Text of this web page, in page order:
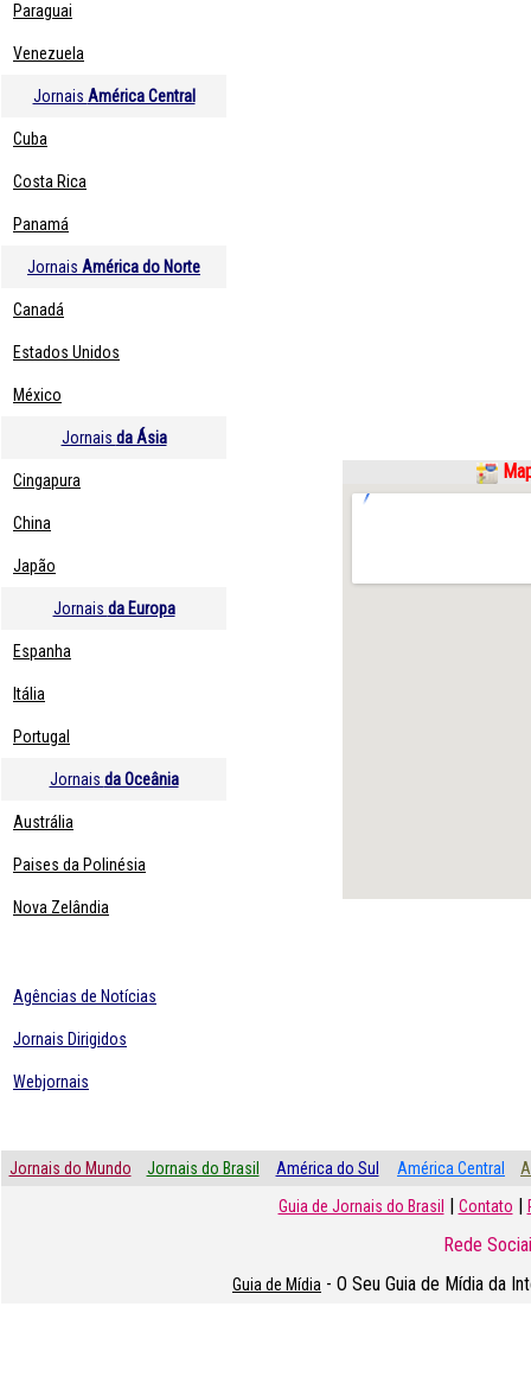
Paraguai
Venezuela
Jornais América Central
Cuba
Costa Rica
Panamá
Jornais América do Norte
Canadá
Estados Unidos
México
Jornais da Ásia
Cingapura
China
Japão
Jornais da Europa
Espanha
Itália
Portugal
Jornais da Oceânia
Austrália
Paises da Polinésia
Nova Zelândia
Agências de Notícias
Jornais Dirigidos
Webjornais
Jornais do Mundo Jornais do Brasil América do Sul América Central
Guia de Jornais do Brasil | Contato |
Rede
Guia de Mídia - O Seu Guia de Mídia da